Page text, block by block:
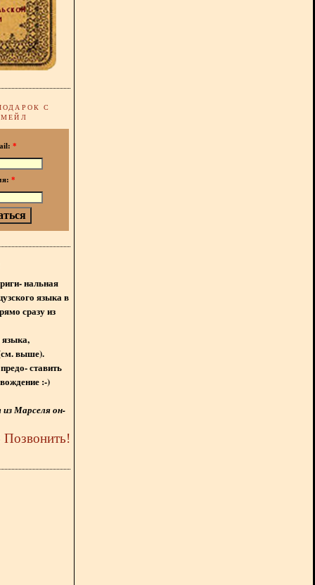
С
*
*
нальная
языка в
сразу из
языка,
выше).
ставить
:-)
Марселя он-
Позвонить!